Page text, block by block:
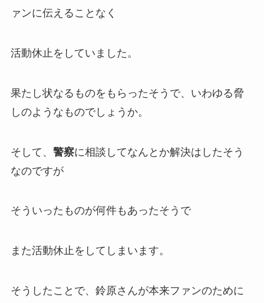
ァンに伝えることなく
活動休止 をしていました。
果たし状なるものをもらったそうで、いわゆる脅
しのようなものでしょうか。
そして、 警察に相談してなんとか解決はしたそう
なのですが
そういったものが何件もあったそうで
また活動休止をしてしまいます。
そうしたことで、鈴原さんが本来ファンのために